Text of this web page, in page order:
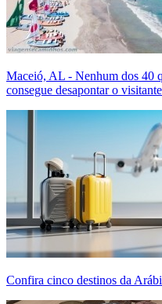
Maceió, AL - Nenhum dos 40
consegue desapontar o
Confira cinco destinos da